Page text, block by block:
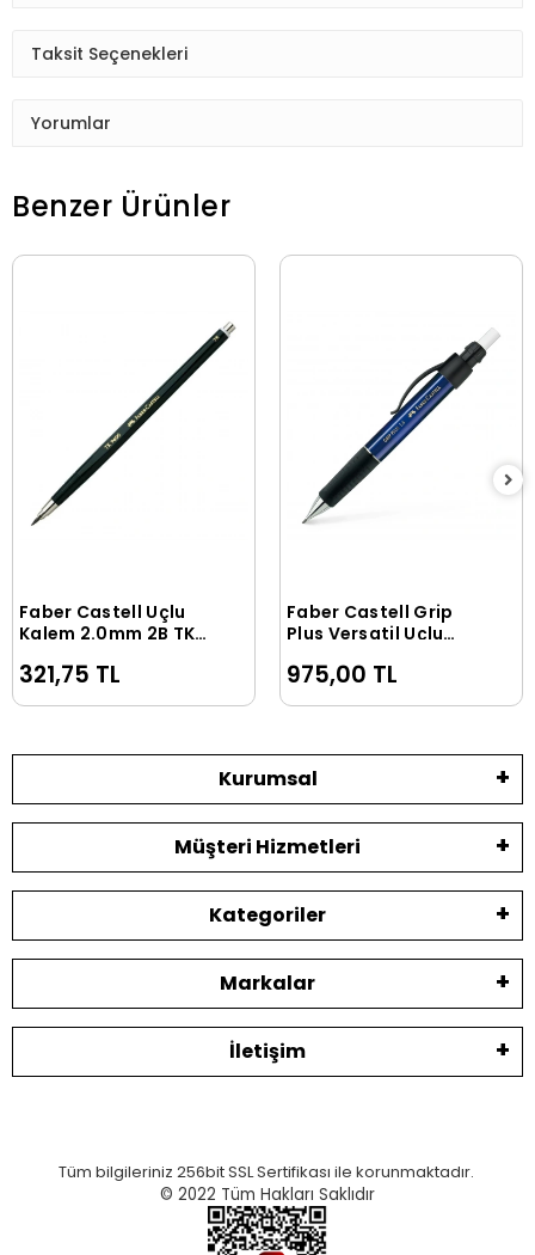
Taksit Seçenekleri
Yorumlar
Benzer Ürünler
Sepete Ekle
Faber Castell Uçlu
Kalem 2.0mm 2B TK
321,75 TL
Sepete Ekle
Faber Castell Grip
Plus Versatil Uçlu
975,00 TL
Kurumsal
Müşteri Hizmetleri
Kategoriler
Markalar
İletişim
Tüm bilgileriniz 256bit SSL Sertifikası ile korunmaktadır.
© 2022 Tüm Hakları Saklıdır